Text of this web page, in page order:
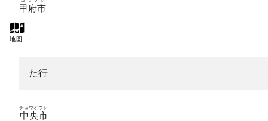
甲府市
地図
た行
中央市
チュウオウシ